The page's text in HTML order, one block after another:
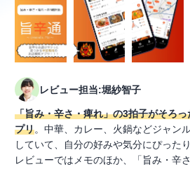
レビュー担当:堀紗智子
「旨み・辛さ・痺れ」の3拍子がそろ
プリ。中華、カレー、火鍋などジャン
していて、自分の好みや気分にぴった
レビューではメモのほか、「旨み・辛